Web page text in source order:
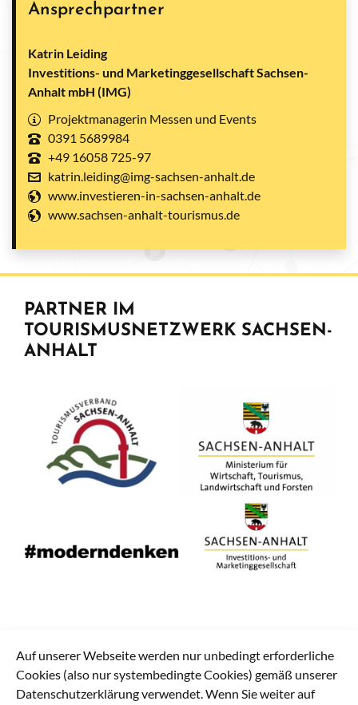
Auf unserer Webseite werden nur unbedingt erforderliche
Cookies (also nur systembedingte Cookies) gemäß unserer
Datenschutzerklärung verwendet. Wenn Sie weiter auf
Ansprechpartner
Katrin Leiding
Investitions- und Marketinggesellschaft Sachsen-
Anhalt mbH (IMG)
Projektmanagerin Messen und Events
0391 5689984
+49 16058 725-97
katrin.leiding@img-sachsen-anhalt.de
www.investieren-in-sachsen-anhalt.de
www.sachsen-anhalt-tourismus.de
PARTNER IM
TOURISMUSNETZWERK SACHSEN-
ANHALT